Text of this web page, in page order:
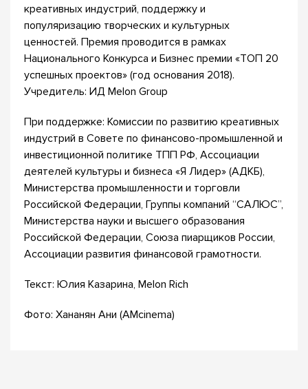
креативных индустрий, поддержку и
популяризацию творческих и культурных
ценностей. Премия проводится в рамках
Национального Конкурса и Бизнес премии «ТОП 20
успешных проектов» (год основания 2018).
Учредитель: ИД Melon Group
При поддержке: Комиссии по развитию креативных
индустрий в Совете по финансово-промышленной и
инвестиционной политике ТПП РФ, Ассоциации
деятелей культуры и бизнеса «Я Лидер» (АДКБ),
Министерства промышленности и торговли
Российской Федерации, Группы компаний “САЛЮС”,
Министерства науки и высшего образования
Российской Федерации, Союза пиарщиков России,
Ассоциации развития финансовой грамотности.
Текст: Юлия Казарина, Melon Rich
Фото: Хананян Ани (AMcinema)